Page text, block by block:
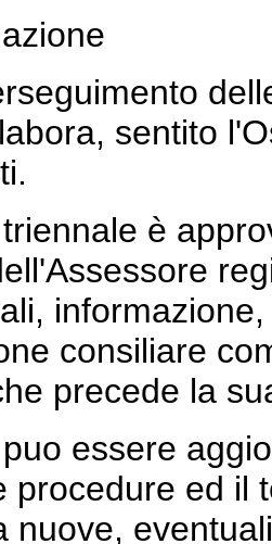
sentito
è
consiliare
precede la
essere
procedure ed il
nuove,